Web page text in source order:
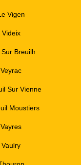
Vigen
Breuilh
Sur Vienne
Moustiers